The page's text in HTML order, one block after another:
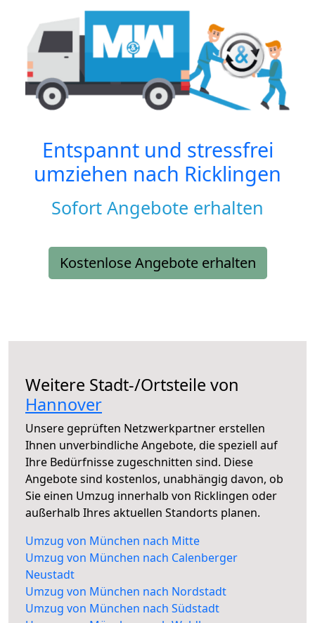
Entspannt und stressfrei
umziehen nach Ricklingen
Sofort Angebote erhalten
Kostenlose Angebote erhalten
Weitere Stadt-/Ortsteile von
Hannover
Unsere geprüften Netzwerkpartner erstellen
Ihnen unverbindliche Angebote, die speziell auf
Ihre Bedürfnisse zugeschnitten sind. Diese
Angebote sind kostenlos, unabhängig davon, ob
Sie einen Umzug innerhalb von Ricklingen oder
außerhalb Ihres aktuellen Standorts planen.
Umzug von München nach Mitte
Umzug von München nach Calenberger
Neustadt
Umzug von München nach Nordstadt
Umzug von München nach Südstadt